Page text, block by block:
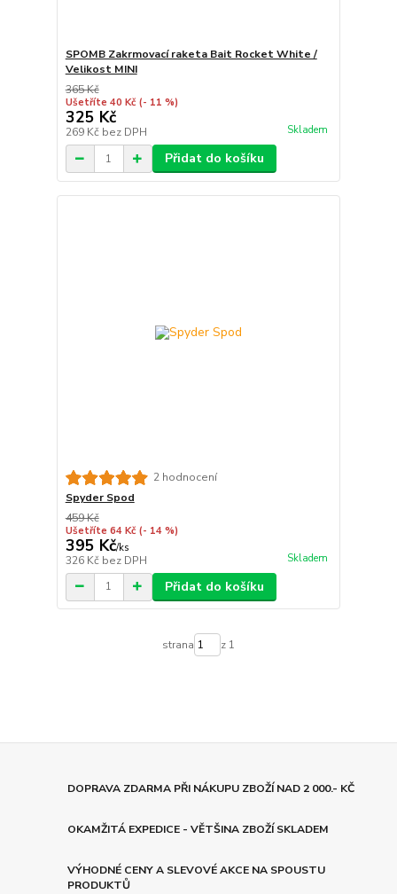
SPOMB Zakrmovací raketa Bait Rocket White /
Velikost MINI
365 Kč
Ušetříte 40 Kč (- 11 %)
325 Kč
269 Kč bez DPH Skladem
Přidat do košíku
2 hodnocení
Spyder Spod
459 Kč
Ušetříte 64 Kč (- 14 %)
395 Kč/ks
326 Kč bez DPH Skladem
Přidat do košíku
strana z 1
DOPRAVA ZDARMA PŘI NÁKUPU ZBOŽÍ NAD 2 000.- KČ
OKAMŽITÁ EXPEDICE - VĚTŠINA ZBOŽÍ SKLADEM
VÝHODNÉ CENY A SLEVOVÉ AKCE NA SPOUSTU
PRODUKTŮ